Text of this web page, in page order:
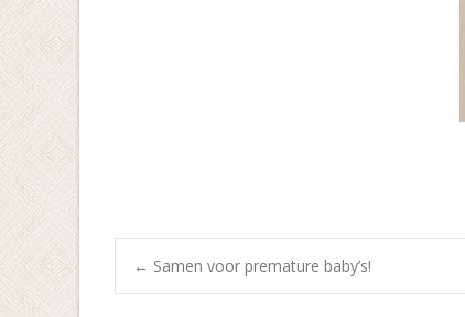
Bericht
← Samen voor premature baby’s!